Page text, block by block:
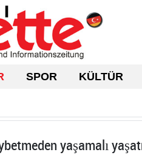
SPOR KÜLTÜR
yaşamalı